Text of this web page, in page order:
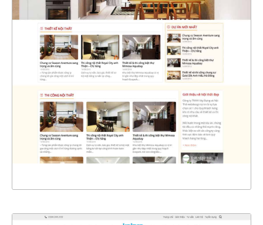
4401
CHI TIẾT
XEM THỰC TẾ